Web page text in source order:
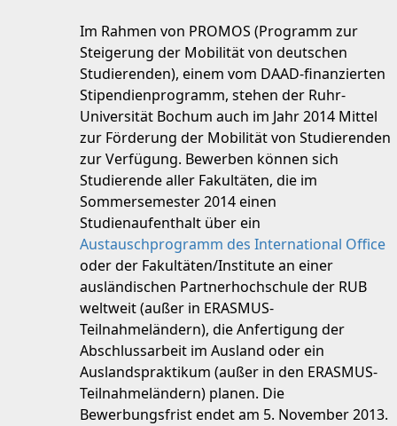
Im Rahmen von PROMOS (Programm zur
Steigerung der Mobilität von deutschen
Studierenden), einem vom DAAD-finanzierten
Stipendienprogramm, stehen der Ruhr-
Universität Bochum auch im Jahr 2014 Mittel
zur Förderung der Mobilität von Studierenden
zur Verfügung. Bewerben können sich
Studierende aller Fakultäten, die im
Sommersemester 2014 einen
Studienaufenthalt über ein
Austauschprogramm des International Office
oder der Fakultäten/Institute an einer
ausländischen Partnerhochschule der RUB
weltweit (außer in ERASMUS-
Teilnahmeländern), die Anfertigung der
Abschlussarbeit im Ausland oder ein
Auslandspraktikum (außer in den ERASMUS-
Teilnahmeländern) planen. Die
Bewerbungsfrist endet am 5. November 2013.